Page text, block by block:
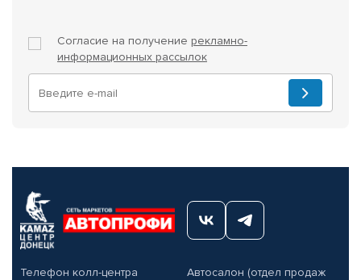
Согласие на получение рекламно-
информационных рассылок
Телефон колл-центра
Автосалон (отдел продаж